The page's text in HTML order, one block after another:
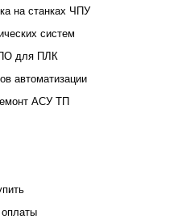
на станках ЧПУ
систем
для ПЛК
автоматизации
АСУ ТП